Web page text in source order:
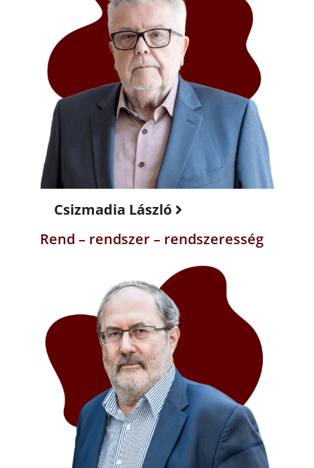
Csizmadia László
Rend – rendszer – rendszeresség